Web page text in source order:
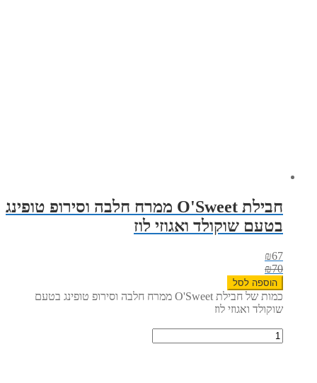
חבילת O'Sweet ממרח חלבה וסירופ טופינג
בטעם שוקולד ואגוזי לוז
₪67
₪70
הוספה לסל
כמות של חבילת O'Sweet ממרח חלבה וסירופ טופינג בטעם
שוקולד ואגוזי לוז